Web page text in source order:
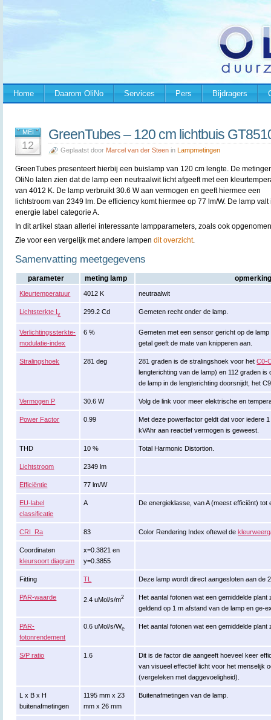
Home Daarom OliNo Services Pers Bijdragers
MEI
12
GreenTubes – 120 cm lichtbuis
Geplaatst door Marcel van der Steen in Lampmetingen
GreenTubes presenteert hierbij een buislamp van 120 cm lengte. De
OliNo laten zien dat de lamp een neutraalwit licht afgeeft met een
van 4012 K. De lamp verbruikt 30.6 W aan vermogen en geeft hiermee een
lichtstroom van 2349 lm. De efficiency komt hiermee op 77 lm/W. De lamp valt
energie label categorie A.
In dit artikel staan allerlei interessante lampparameters, zoals ook
Zie voor een vergelijk met andere lampen dit overzicht.
Samenvatting meetgegevens
parameter meting lamp opmerking
Kleurtemperatuur 4012 K neutraalwit
Lichtsterkte Iv 299.2 Cd Gemeten recht onder de lamp.
Verlichtingssterkte-
modulatie-index
6 %
Gemeten met een sensor gericht op de
getal geeft de mate van knipperen aan.
Stralingshoek 281 deg 281 graden is de stralingshoek voor hetC0-
lengterichting van de lamp) en 112 graden
de lamp in de lengterichting doorsnijdt, het
Vermogen P 30.6 W Volg de link voor meer elektrische en
Power Factor 0.99
Met deze powerfactor geldt dat voor iedere
kVAhr aan reactief vermogen is geweest.
THD 10 % Total Harmonic Distortion.
Lichtstroom 2349 lm
Efficiëntie 77 lm/W
EU-label
classificatie
A De energieklasse, van A (meest efficiënt) tot
CRI_Ra 83 Color Rendering Index oftewel de
Coordinaten
kleursoort diagram
x=0.3821 en
y=0.3855
Fitting TL Deze lamp wordt direct aangesloten aan de
PAR-waarde 2.4 uMol/s/m2
Het aantal fotonen wat een gemiddelde
geldend op 1 m afstand van de lamp en ge-
PAR-
fotonrendement
0.6 uMol/s/We Het aantal fotonen wat een gemiddelde
S/P ratio 1.6
Dit is de factor die aangeeft hoeveel keer
van visueel effectief licht voor het menselijk
(vergeleken met daggevoeligheid).
L x B x H
buitenafmetingen
1195 mm x 23
mm x 26 mm
Buitenafmetingen van de lamp.